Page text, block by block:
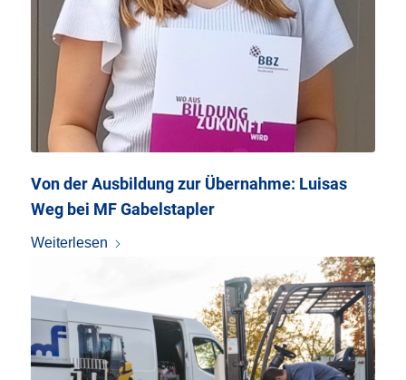
Von der Ausbildung zur Übernahme: Luisas
Weg bei MF Gabelstapler
Weiterlesen